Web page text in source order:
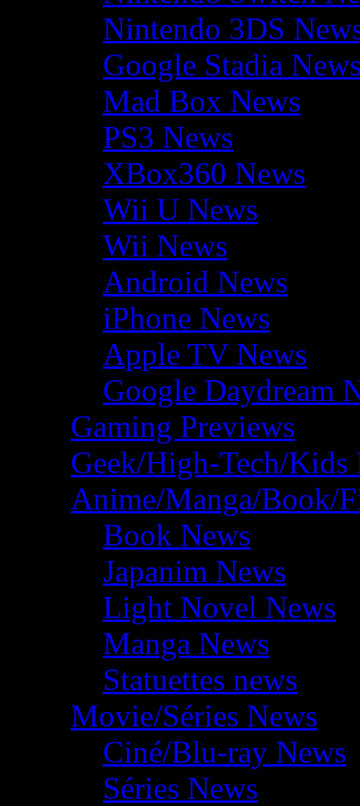
Nintendo 3DS
Google Stadia
Mad Box News
PS3 News
XBox360 News
Wii U News
Wii News
Android News
iPhone News
Apple TV News
Google Daydream
Gaming Previews
Geek/High-Tech/Kids
Anime/Manga/Book/
Book News
Japanim News
Light Novel News
Manga News
Statuettes news
Movie/Séries News
Ciné/Blu-ray News
Séries News